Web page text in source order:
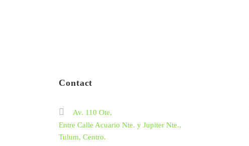
Contact
Av. 110 Ote,
Entre Calle Acuario Nte. y Jupiter Nte.,
Tulum, Centro.